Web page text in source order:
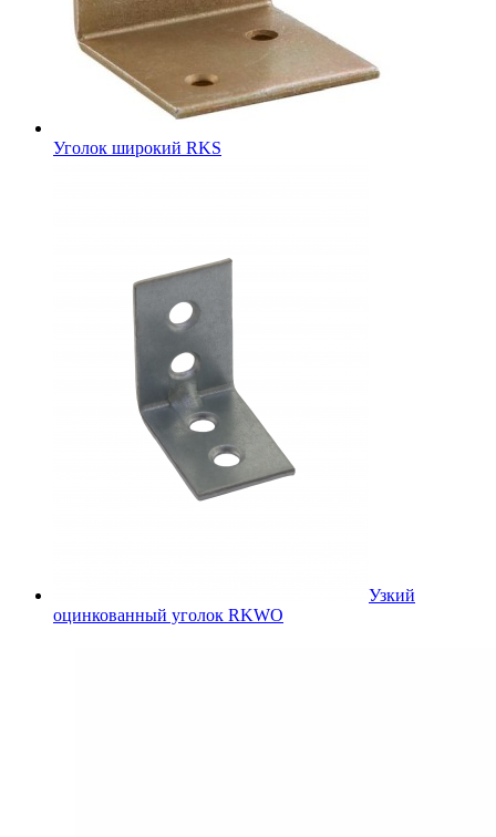
Уголок широкий RKS
Узкий
оцинкованный уголок RKWO